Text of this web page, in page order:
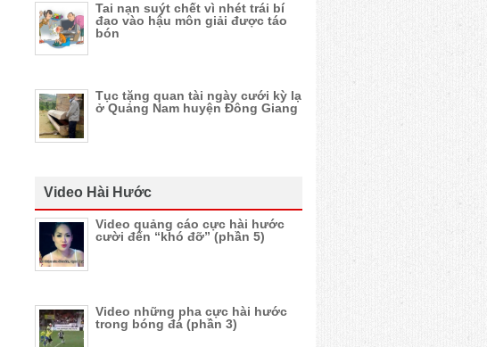
Tai nạn suýt chết vì nhét trái bí
đao vào hậu môn giải được táo
bón
Tục tặng quan tài ngày cưới kỳ lạ
ở Quảng Nam huyện Đông Giang
Video Hài Hước
Video quảng cáo cực hài hước
cười đến “khó đỡ” (phần 5)
Video những pha cực hài hước
trong bóng đá (phần 3)